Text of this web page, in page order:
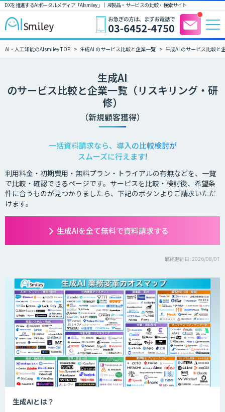
DXを推進するAIポータルメディア「AIsmiley」｜ AI製品・サービスの比較・検索サイト
AI・人工知能のAIsmiley TOP 生成AI のサービス比較と企業一覧 生成AI のサービス比較と
生成AI
のサービス比較と企業一覧（リスキリング・研
修）
（新規顧客獲得）
一括資料請求なら、導入の比較検討が
スムーズに行えます!
利用料金・初期費用・無料プラン・トライアルの有無などを、一覧
で比較・確認できるページです。サービスを比較・検討後、希望条
件に合うものが見つかりましたら、下記のボタンよりご請求いただ
けます。
生成AIを全て無料で資料請求する
最終更新日: 2026/08/07
生成AIとは？